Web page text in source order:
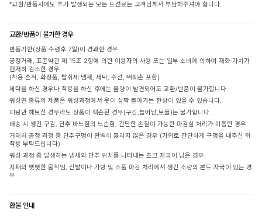
*교환/반품시에도 추가 발생되는 모든 도선료는 고객님께서 부담해주셔야 합니다.
교환/반품이 불가한 경우
반품기한(상품 수령후 7일)이 경과한 경우
공정거래, 표준약관 제 15조 2항에 의한 이용자의 사용 또는 일부 소비에 의하여 재화 가치가
현저히 감소한 경우
(착용 흔적, 화장품, 탈취제 냄새, 세탁, 수선, 택훼손 포함)
세탁을 하신 경우나 착용을 하신 후에는 불량이 발견되어도 교환/반품이 불가합니다.
워싱면 종류의 제품은 워싱과정에서 옷이 살짝 돌아가는 현상이 있을 수 있습니다.
피팅만 해보신 경우라도 상품이 훼손된 경우(구김,늘어남,보풀)는 불가합니다.
배송 시 생긴 구김, 단추 바느질의 느슨함, 간단한 손질이 가능한 마감실 처리가 미흡한 경우
거래처 공정 과정 중 단추구멍이 완벽히 뚫리지 않은 경우 (가위로 간단하게 구멍을 내주신 뒤
착용 부탁드립니다)
워싱 과정 중 발생하는 냄새와 단추 위치를 나타내는 초크 자국이 남은 경우
지퍼의 뻣뻣한 움직임, 신발이나 가방 및 소품 마감 처리에서 생긴 소량의 본드 자국이 있는 경
우
환불 안내